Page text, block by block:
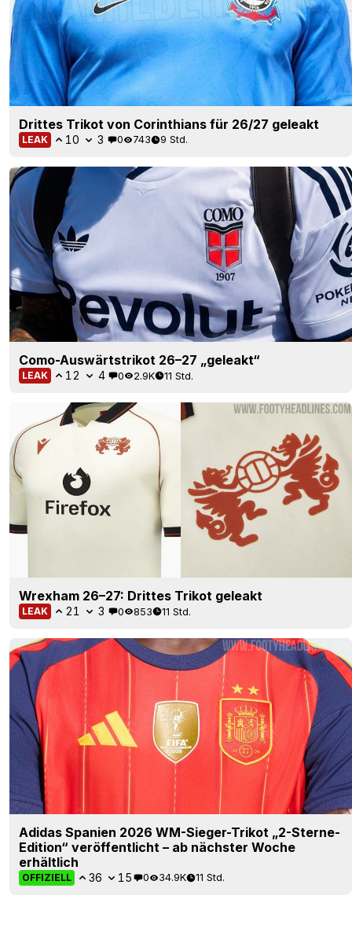
Drittes Trikot von Corinthians für 26/27 geleakt
LEAK 10 3 0 743 9 Std.
Como-Auswärtstrikot 26–27 „geleakt“
LEAK 12 4 0 2.9K 11 Std.
Wrexham 26–27: Drittes Trikot geleakt
LEAK 21 3 0 853 11 Std.
Adidas Spanien 2026 WM-Sieger-Trikot „2-Sterne-
Edition“ veröffentlicht – ab nächster Woche
erhältlich
OFFIZIELL 36 15 0 34.9K 11 Std.